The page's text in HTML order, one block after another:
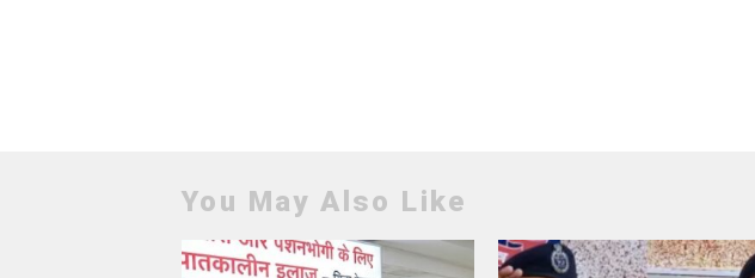
You May Also Like